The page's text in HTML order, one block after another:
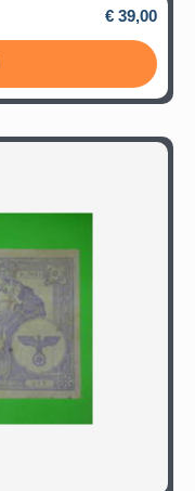
€ 39,00